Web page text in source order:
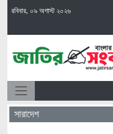
রবিবার, ০৯ অগাস্ট ২০২৬
সারাদেশ